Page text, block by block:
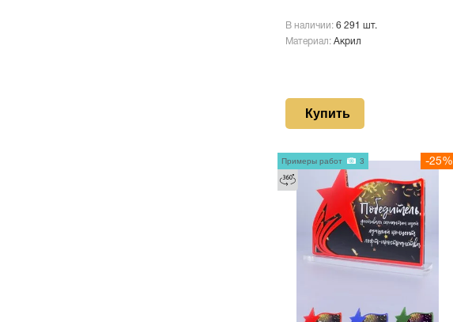
В наличии: 6 291 шт.
Материал: Акрил
Купить
-25%
Примеры работ 3